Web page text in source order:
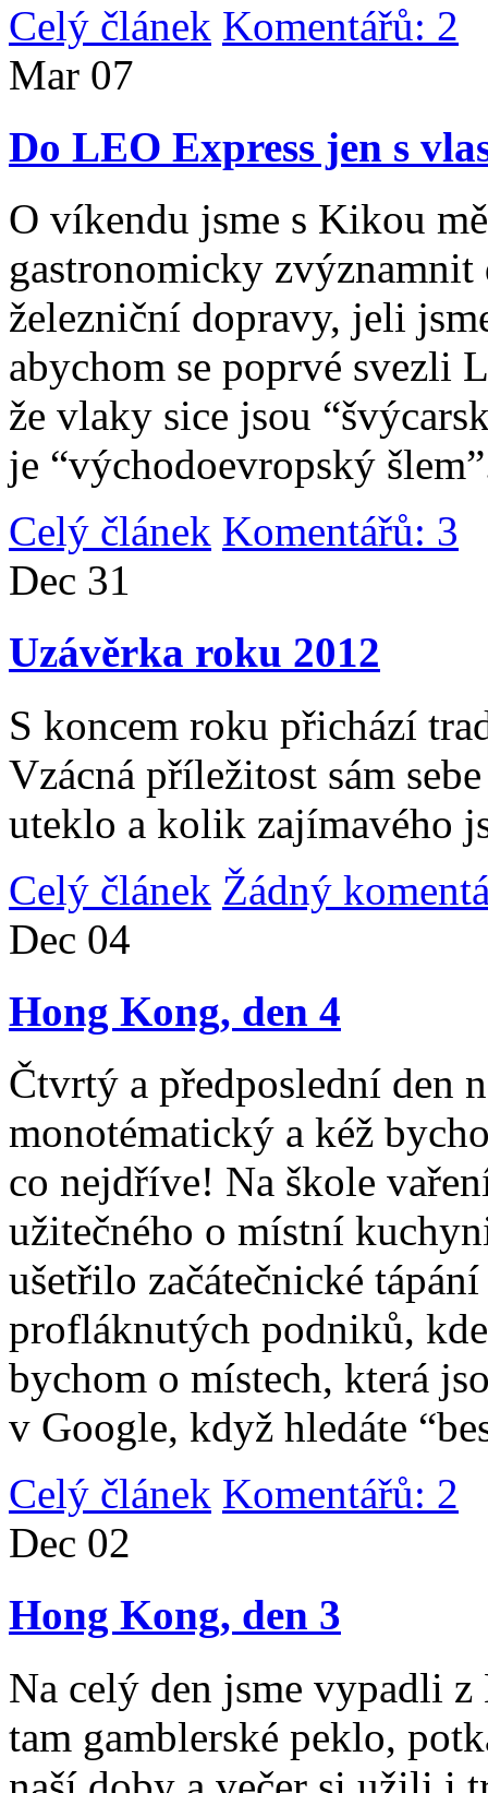
Celý článek Komentářů: 2
Mar 07
Do LEO Express jen s
O víkendu jsme s Kikou
gastronomicky
železniční dopravy, jeli
abychom se poprvé svezli
že vlaky sice jsou
je “východoevropský
Celý článek Komentářů: 3
Dec 31
Uzávěrka roku 2012
S koncem roku přichází
Vzácná příležitost sám
uteklo a kolik zajímavého
Celý článek Žádný
Dec 04
Hong Kong, den 4
Čtvrtý a předposlední den
monotématický a kéž
co nejdříve! Na škole
užitečného o místní
ušetřilo začátečnické
profláknutých podniků,
bychom o místech, která
v Google, když hledáte
Celý článek Komentářů: 2
Dec 02
Hong Kong, den 3
Na celý den jsme vypadli
tam gamblerské peklo,